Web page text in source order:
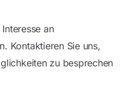
an
Kontaktieren Sie uns,
zu besprechen